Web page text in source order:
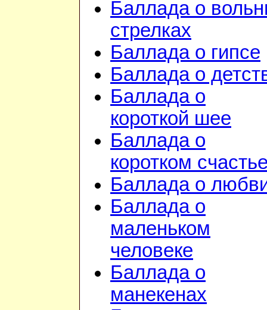
Баллада о
стрелках
Баллада о гипсе
Баллада о
Баллада о
короткой шее
Баллада о
коротком
Баллада о
Баллада о
маленьком
человеке
Баллада о
манекенах